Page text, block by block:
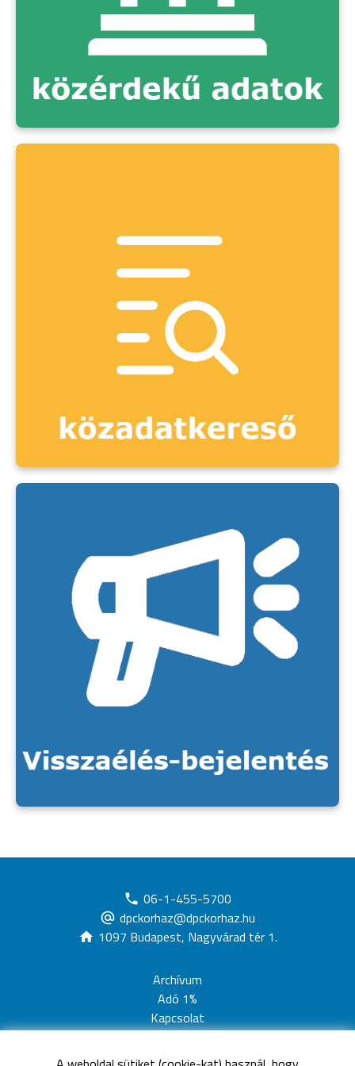
06-1-455-5700
dpckorhaz@dpckorhaz.hu
1097 Budapest, Nagyvárad tér 1.
Archívum
Adó 1%
Kapcsolat
Adatvédelem
Jogi nyilatkozat